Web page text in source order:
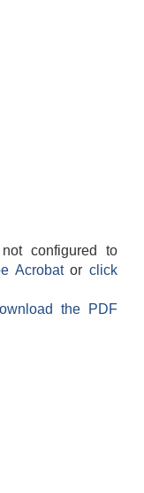
configured to
Acrobatorclick
the PDF